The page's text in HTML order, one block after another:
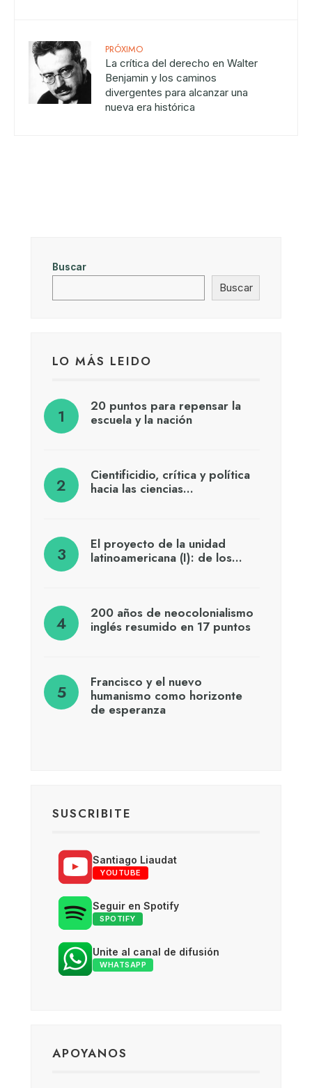
PRÓXIMO
La crítica del derecho en Walter
Benjamin y los caminos
divergentes para alcanzar una
nueva era histórica
Buscar
Buscar
LO MÁS LEIDO
20 puntos para repensar la
escuela y la nación
Cientificidio, crítica y política
hacia las ciencias…
El proyecto de la unidad
latinoamericana (I): de los…
200 años de neocolonialismo
inglés resumido en 17 puntos
Francisco y el nuevo
humanismo como horizonte
de esperanza
SUSCRIBITE
Santiago Liaudat
YOUTUBE
Seguir en Spotify
SPOTIFY
Unite al canal de difusión
WHATSAPP
APOYANOS